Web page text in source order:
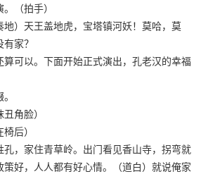
（拍手）
地）天王盖地虎，宝塔镇河妖！莫哈，莫
家？
算可以。下面开始正式演出，孔老汉的幸福
角脸）
后）
孔，家住青草岭。出门看见香山寺，拐弯就
策好，人人都有好心情。（道白）就说俺家